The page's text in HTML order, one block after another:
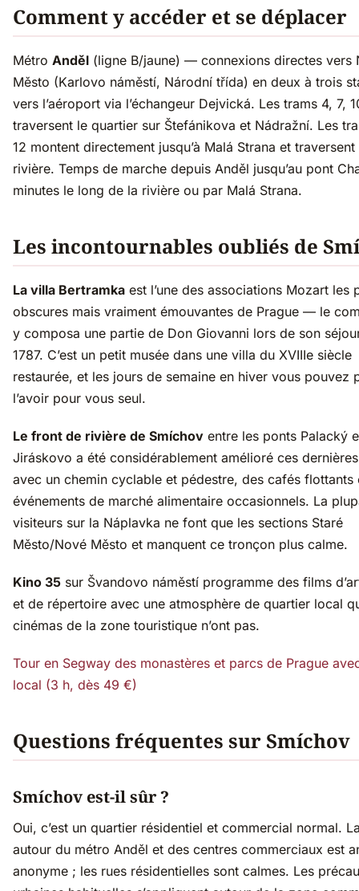
Comment y accéder et se déplacer
Métro Anděl (ligne B/jaune) — connexions directes vers
Město (Karlovo náměstí, Národní třída) en deux à trois
vers l’aéroport via l’échangeur Dejvická. Les trams 4, 7,
traversent le quartier sur Štefánikova et Nádražní. Les
12 montent directement jusqu’à Malá Strana et traversent
rivière. Temps de marche depuis Anděl jusqu’au pont
minutes le long de la rivière ou par Malá Strana.
Les incontournables oubliés de
La villa Bertramka est l’une des associations Mozart les
obscures mais vraiment émouvantes de Prague — le
y composa une partie de Don Giovanni lors de son
1787. C’est un petit musée dans une villa du XVIIIe siècle
restaurée, et les jours de semaine en hiver vous pouvez
l’avoir pour vous seul.
Le front de rivière de Smíchov entre les ponts Palacký
Jiráskovo a été considérablement amélioré ces
avec un chemin cyclable et pédestre, des cafés flottants
événements de marché alimentaire occasionnels. La
visiteurs sur la Náplavka ne font que les sections Staré
Město/Nové Město et manquent ce tronçon plus calme.
Kino 35 sur Švandovo náměstí programme des films
et de répertoire avec une atmosphère de quartier local
cinémas de la zone touristique n’ont pas.
Tour en Segway des monastères et parcs de Prague
local (3 h, dès 49 €)
Questions fréquentes sur Smíchov
Smíchov est-il sûr ?
Oui, c’est un quartier résidentiel et commercial normal.
autour du métro Anděl et des centres commerciaux est
anonyme ; les rues résidentielles sont calmes. Les